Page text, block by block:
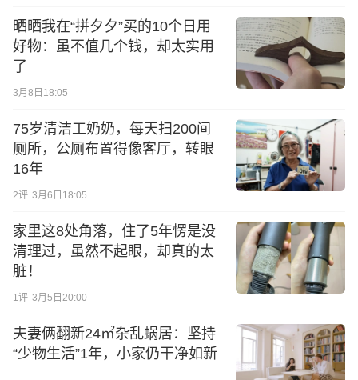
晒晒我在“拼夕夕”买的10个日用
好物：虽不值几个钱，却太实用
了
3月8日18:05
75岁清洁工奶奶，每天扫200间
厕所，公厕布置得像客厅，转眼
16年
2评 3月6日18:05
家里这8处角落，住了5年愣是没
清理过，虽然不起眼，却真的太
脏！
1 评 3月5日20:00
夫妻俩翻新24㎡杂乱蜗居：坚持
“少物生活”1年，小家仍干净如新